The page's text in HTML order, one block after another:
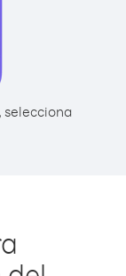
selecciona